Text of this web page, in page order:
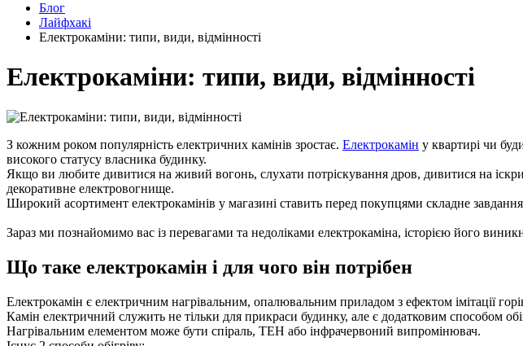
Блог
Лайфхакі
Електрокаміни: типи, види, відмінності
Електрокаміни: типи, види, відмінності
З кожним роком популярність електричних камінів зростає. Електрокамін у квартирі чи
високого статусу власника будинку.
Якщо ви любите дивитися на живий вогонь, слухати потріскування дров, дивитися на
декоративне електровогнище.
Широкий асортимент електрокамінів у магазині ставить перед покупцями складне
Зараз ми познайомимо вас із перевагами та недоліками електрокаміна, історією його
Що таке електрокамін і для чого він потрібен
Електрокамін є електричним нагрівальним, опалювальним приладом з ефектом імітації
Камін електричний служить не тільки для прикраси будинку, але є додатковим способом
Нагрівальним елементом може бути спіраль, ТЕН або інфрачервоний випромінювач.